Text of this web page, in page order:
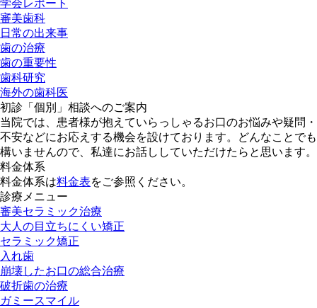
学会レポート
審美歯科
日常の出来事
歯の治療
歯の重要性
歯科研究
海外の歯科医
初診「個別」相談へのご案内
当院では、患者様が抱えていらっしゃるお口のお悩みや疑問・
不安などにお応えする機会を設けております。どんなことでも
構いませんので、私達にお話ししていただけたらと思います。
料金体系
料金体系は料金表をご参照ください。
診療メニュー
審美セラミック治療
大人の目立ちにくい矯正
セラミック矯正
入れ歯
崩壊したお口の総合治療
破折歯の治療
ガミースマイル